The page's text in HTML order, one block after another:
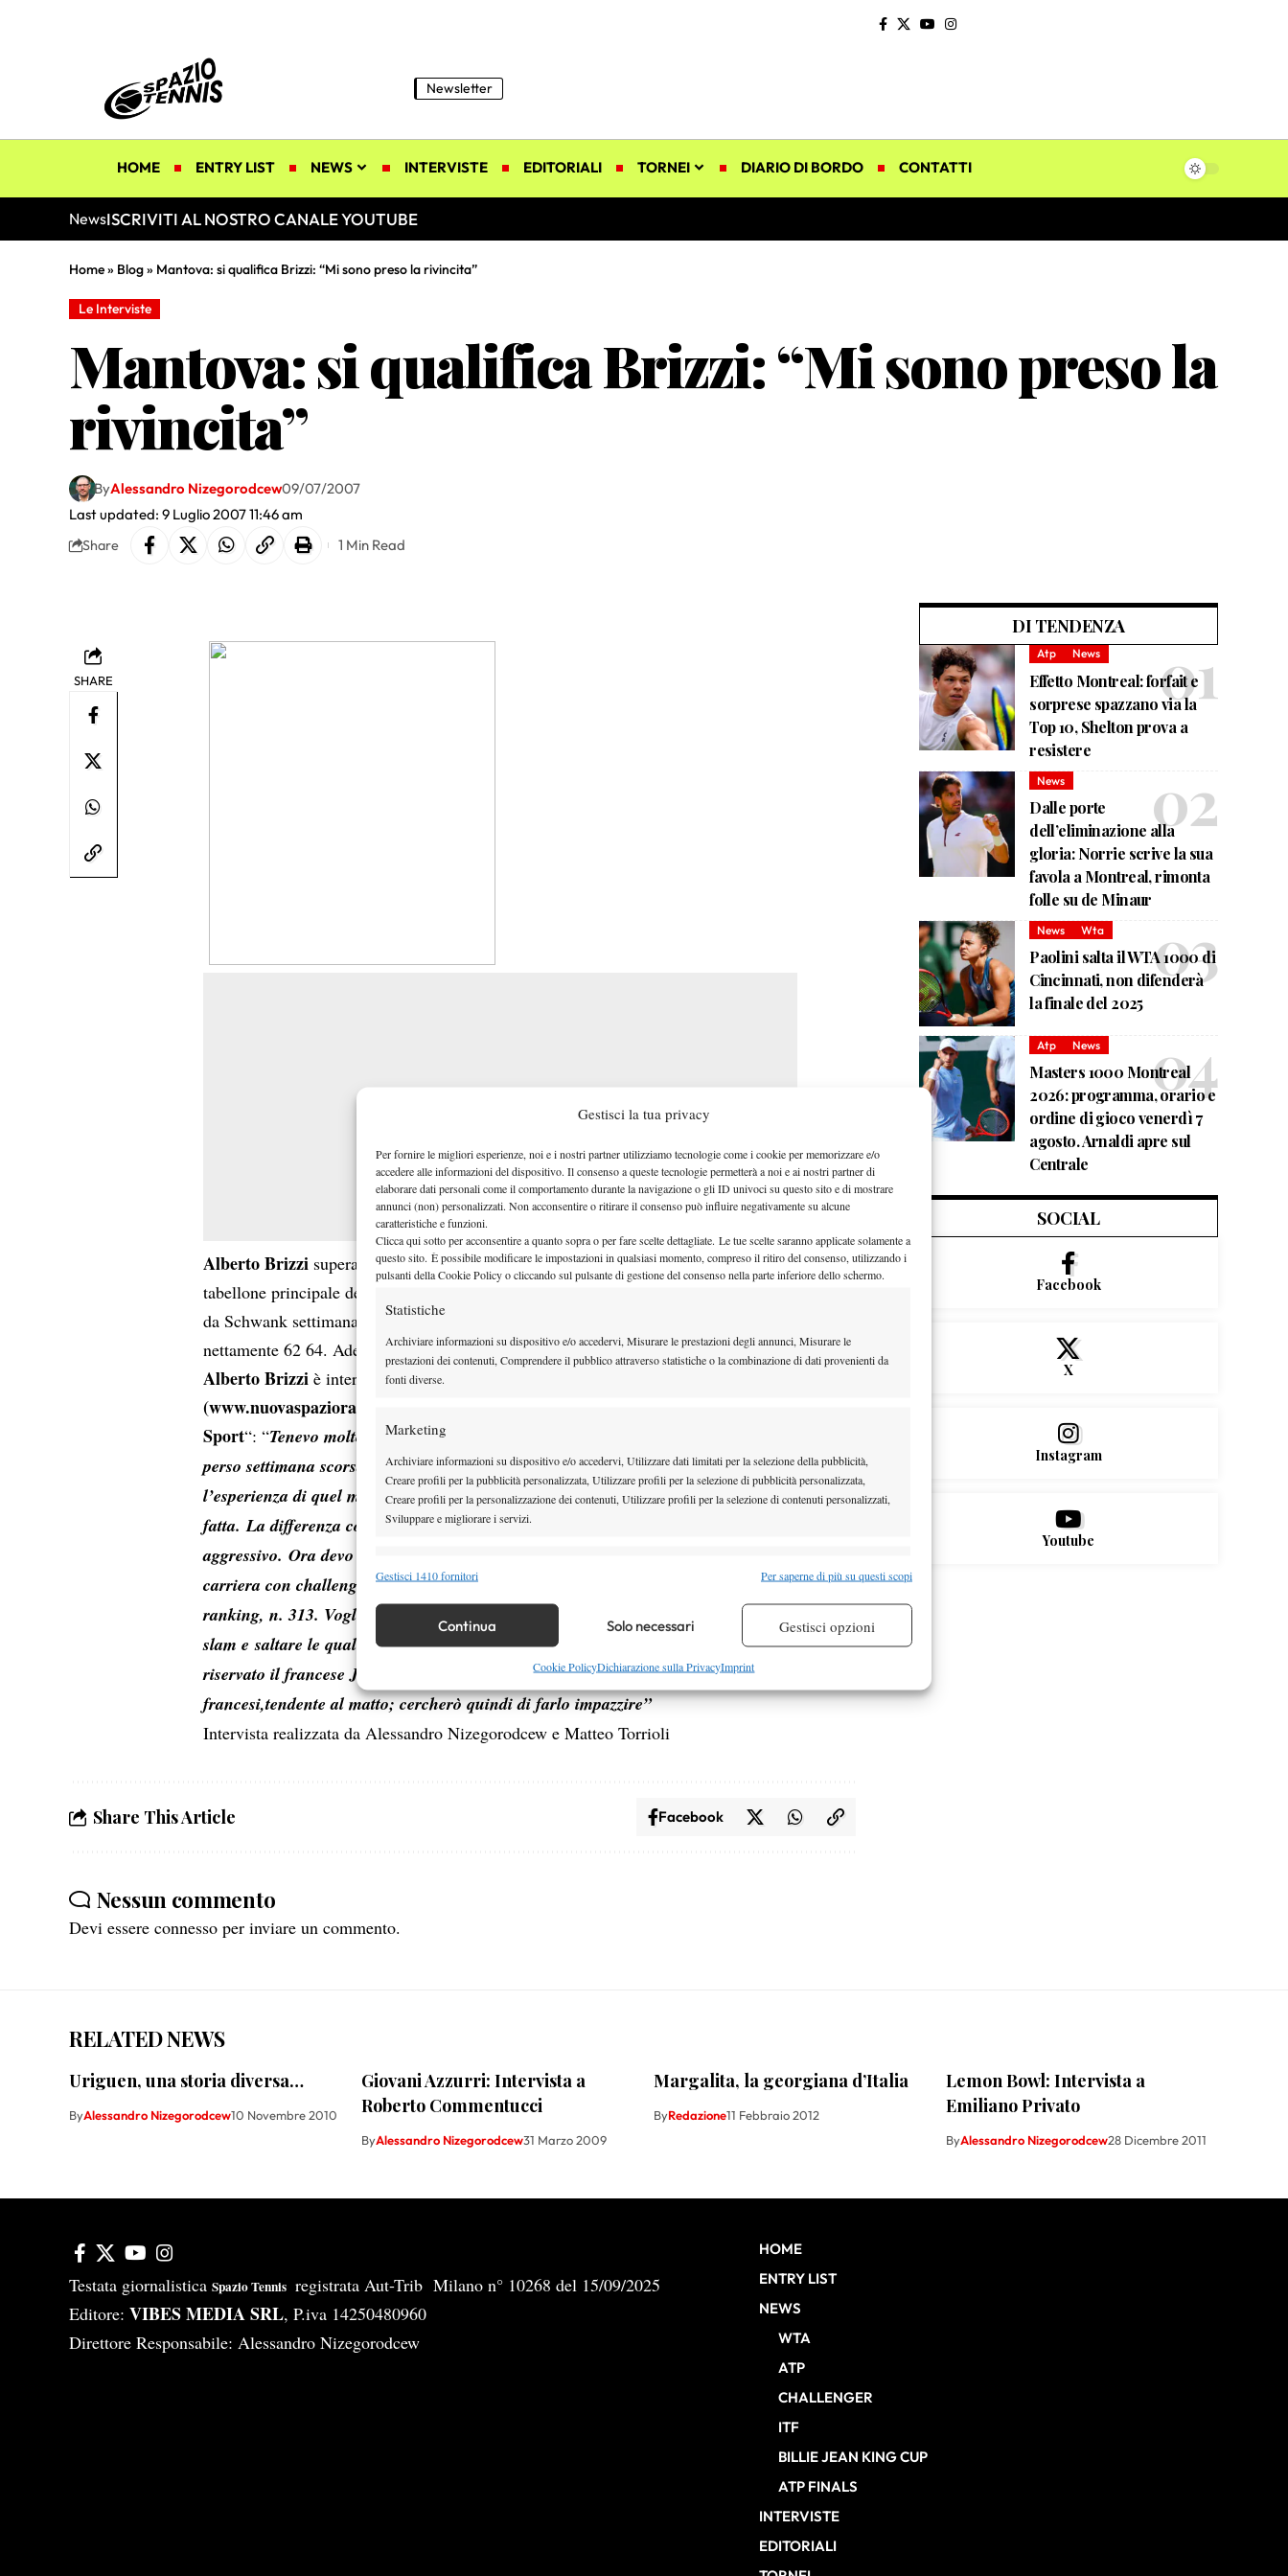
Gestisci la tua privacy
Per fornire le migliori esperienze, noi e i nostri partner utilizziamo tecnologie come i cookie per memorizzare e/o
accedere alle informazioni del dispositivo. Il consenso a queste tecnologie permetterà a noi e ai nostri partner di
elaborare dati personali come il comportamento durante la navigazione o gli ID univoci su questo sito e di mostrare
annunci (non) personalizzati. Non acconsentire o ritirare il consenso può influire negativamente su alcune
caratteristiche e funzioni.
Clicca qui sotto per acconsentire a quanto sopra o per fare scelte dettagliate. Le tue scelte saranno applicate solamente a
questo sito. È possibile modificare le impostazioni in qualsiasi momento, compreso il ritiro del consenso, utilizzando i
pulsanti della Cookie Policy o cliccando sul pulsante di gestione del consenso nella parte inferiore dello schermo.
Statistiche
Archiviare informazioni su dispositivo e/o accedervi, Misurare le prestazioni degli annunci, Misurare le
prestazioni dei contenuti, Comprendere il pubblico attraverso statistiche o la combinazione di dati provenienti da
fonti diverse.
Marketing
Archiviare informazioni su dispositivo e/o accedervi, Utilizzare dati limitati per la selezione della pubblicità,
Creare profili per la pubblicità personalizzata, Utilizzare profili per la selezione di pubblicità personalizzata,
Creare profili per la personalizzazione dei contenuti, Utilizzare profili per la selezione di contenuti personalizzati,
Sviluppare e migliorare i servizi.
Funzionalità
Identificare i dispositivi in base alle informazioni trasmesse automaticamente.
Garantire la sicurezza, prevenire e rilevare frodi, correggere errori,
Erogare e presentare pubblicità e contenuto, Salvare e comunicare le
scelte sulla privacy.
Sempre attivo
Gestisci 1410 fornitori Per saperne di più su questi scopi
Continua Solo necessari Gestisci opzioni
Cookie PolicyDichiarazione sulla PrivacyImprint
Newsletter
HOME ENTRY LIST NEWS INTERVISTE EDITORIALI TORNEI DIARIO DI BORDO CONTATTI
NewsISCRIVITI AL NOSTRO CANALE YOUTUBE
Home» Blog» Mantova: si qualifica Brizzi: “Mi sono preso la rivincita”
Le Interviste
Mantova: si qualifica Brizzi: “Mi sono preso la
rivincita”
Last updated: 9 Luglio 2007 11:46 am
ByAlessandro Nizegorodcew09/07/2007
Share 1 Min Read
SHARE
Alberto Brizzi supera Schwank col punteggio di61 46 61e si qualifica per il
tabellone principale del challenger di Mantova. Brizzi vendica così la sconfitta subita
da Schwank settimana scorsa a Torino quando l’azzurro uscì sconfitto piuttosto
nettamente 62 64. Adesso per l’allievo di Ercoli ci sarà il francese Jeanpierre.
Alberto Brizzi è intervenuto a caldo ai microfoni di
(www.nuovaspazioradio.it
Sport“: “Tenevo molto a questa rivincita con Schwank, perchè a Torino ci avevo
perso settimana scorsa in due set, avendo comunque alcune occasioni. Sfruttando
l’esperienza di quel match, ho impostato la partita in maniera diversa e ce l’ho
fatta. La differenza con Torino è stata l’aggressività; oggi ero molto più carico ed
aggressivo. Ora devo dimenticarmi i futures e cercare di far decollare la mia
carriera con challenger e qualificazioni Atp. Ora in classifica sono al mio best
ranking, n. 313. Voglio chiudere l’anno 250 per poi fare le qualificazioni negli
slam e saltare le qualificazioni nei challenger. A Mantova il sorteggio mi ha
riservato il francese Jeanpierre, giocatore di talento ma,come tutti i
francesi,tendente al matto; cercherò quindi di farlo impazzire”
Intervista realizzata da Alessandro Nizegorodcew e Matteo Torrioli
Share This Article Facebook
Nessun commento
Devi essere connesso per inviare un commento.
DI TENDENZA
Atp News
Effetto Montreal: forfait e
sorprese spazzano via la
Top 10, Shelton prova a
resistere
News
Dalle porte
dell’eliminazione alla
gloria: Norrie scrive la sua
favola a Montreal, rimonta
folle su de Minaur
News Wta
Paolini salta il WTA 1000 di
Cincinnati, non difenderà
la finale del 2025
Atp News
Masters 1000 Montreal
2026: programma, orario e
ordine di gioco venerdì 7
agosto. Arnaldi apre sul
Centrale
SOCIAL
Facebook
X
Instagram
Youtube
RELATED NEWS
Uriguen, una storia diversa…
ByAlessandro Nizegorodcew10 Novembre 2010
Giovani Azzurri: Intervista a
Roberto Commentucci
ByAlessandro Nizegorodcew31 Marzo 2009
Margalita, la georgiana d’Italia
ByRedazione11 Febbraio 2012
Lemon Bowl: Intervista a
Emiliano Privato
ByAlessandro Nizegorodcew28 Dicembre 2011
Testata giornalistica Spazio Tennis registrata Aut-Trib Milano n° 10268 del 15/09/2025
Editore: VIBES MEDIA SRL, P.iva 14250480960
Direttore Responsabile: Alessandro Nizegorodcew
HOME
ENTRY LIST
NEWS
WTA
ATP
CHALLENGER
ITF
BILLIE JEAN KING CUP
ATP FINALS
INTERVISTE
EDITORIALI